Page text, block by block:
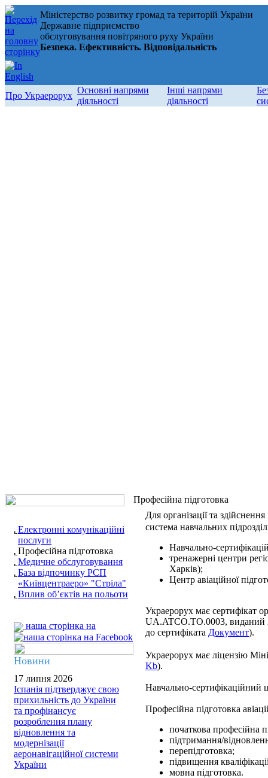
Міністерство розвитку громад та територій України
Державне підприємство
обслуговування повітряного руху України
Безпека. Ефективність. Відповідальність
Про Украерорух
Основні напрями
діяльності
Інші напрями
діяльності
Електронні комунікаційні
послуги
Професійна підготовка
Медичне обслуговування
База відпочинку РСП
«Київцентраеро» "Стріла"
Вплив об’єктів на польоти
наша сторінка на
Новини
17 липня 2026
Іспанія підтверджує свою
прихильність до України
та профінансує
розроблення плану
відновлення та
модернізації
аеронавігаційної системи
України
Професійна підготовка
Для організації та
система навчальних
Навчально-
тренажерні центри
Харків);
Центр авіаційної
Украерорух має сертифікат
UA.ATCO.TO.0003, виданий
до сертифіката Документ).
Украерорух має ліцензію
Kb).
Навчально-сертифікаційний
Професійна підготовка
початкова професійна
підтримання/
перепідготовка;
підвищення
мовна підготовка.